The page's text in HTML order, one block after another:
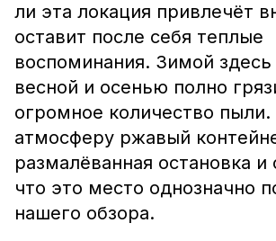
ли эта локация привлечёт
оставит после себя теплые
воспоминания. Зимой здесь
весной и осенью полно
огромное количество
атмосферу ржавый
размалёванная остановка и
что это место однозначно
нашего обзора.